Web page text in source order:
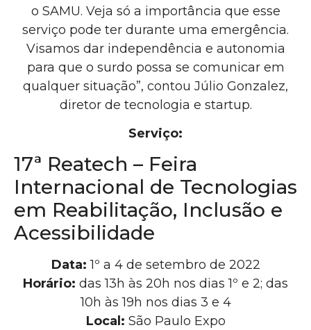
o SAMU. Veja só a importância que esse
serviço pode ter durante uma emergência.
Visamos dar independência e autonomia
para que o surdo possa se comunicar em
qualquer situação”, contou Júlio Gonzalez,
diretor de tecnologia e startup.
Serviço:
17ª Reatech – Feira
Internacional de Tecnologias
em Reabilitação, Inclusão e
Acessibilidade
Data:1º a 4 de setembro de 2022
Horário: das 13h às 20h nos dias 1º e 2; das
10h às 19h nos dias 3 e 4
Local: São Paulo Expo